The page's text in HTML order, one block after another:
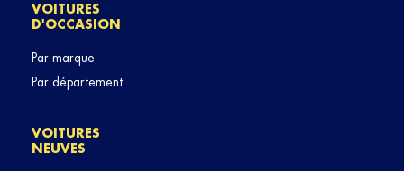
VOITURES
D'OCCASION
Par marque
Par département
VOITURES
NEUVES